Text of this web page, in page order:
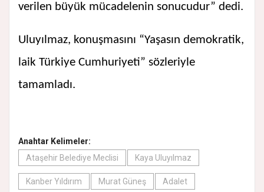
verilen büyük mücadelenin sonucudur” dedi.
Uluyılmaz, konuşmasını “Yaşasın demokratik,
laik Türkiye Cumhuriyeti” sözleriyle
tamamladı.
Anahtar Kelimeler:
Ataşehir Belediye Meclisi
Kaya Uluyılmaz
Kanber Yıldırım Murat Güneş Adalet